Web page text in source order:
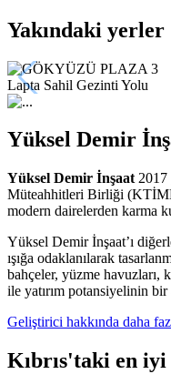
Yakındaki yerler
Lapta Sahil Gezinti Yolu
Yüksel Demir
Yüksel Demir İnşaat 2017
Müteahhitleri Birliği
modern dairelerden karma
Yüksel Demir İnşaat’ı
ışığa odaklanılarak
bahçeler, yüzme havuzları,
ile yatırım potansiyelinin
Geliştirici hakkında daha
Kıbrıs'taki en